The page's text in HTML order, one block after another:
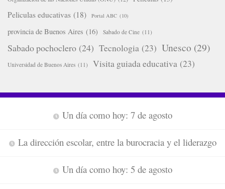
Peliculas educativas (18) Portal ABC (10)
provincia de Buenos Aires (16) Sabado de Cine (11)
Sabado pochoclero (24) Tecnologia (23) Unesco (29)
Universidad de Buenos Aires (11) Visita guiada educativa (23)
Un día como hoy: 7 de agosto
La dirección escolar, entre la burocracia y el liderazgo
Un día como hoy: 5 de agosto